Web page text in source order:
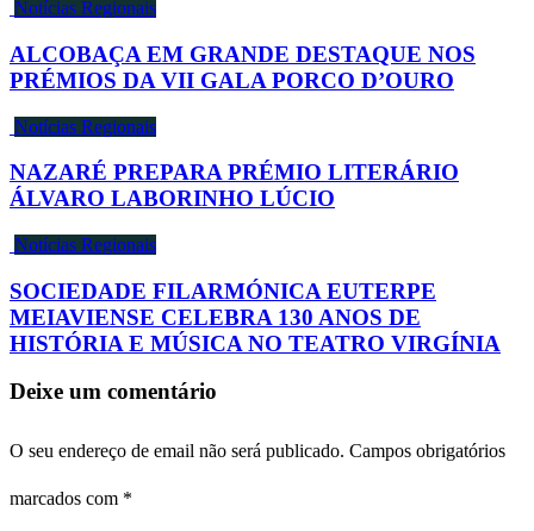
Notícias Regionais
ALCOBAÇA EM GRANDE DESTAQUE NOS
PRÉMIOS DA VII GALA PORCO D’OURO
Notícias Regionais
NAZARÉ PREPARA PRÉMIO LITERÁRIO
ÁLVARO LABORINHO LÚCIO
Notícias Regionais
SOCIEDADE FILARMÓNICA EUTERPE
MEIAVIENSE CELEBRA 130 ANOS DE
HISTÓRIA E MÚSICA NO TEATRO VIRGÍNIA
Deixe um comentário
O seu endereço de email não será publicado. Campos obrigatórios
marcados com *